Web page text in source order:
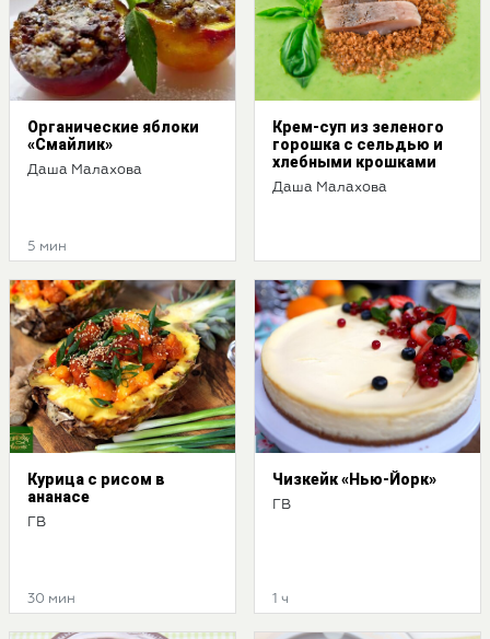
Органические яблоки
«Смайлик»
Даша Малахова
5 мин
Крем-суп из зеленого
горошка с сельдью и
хлебными крошками
Даша Малахова
Курица с рисом в
ананасе
ГВ
30 мин
Чизкейк «Нью-Йорк»
ГВ
1 ч